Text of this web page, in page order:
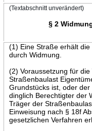
(Textabschnitt unverändert)
§ 2
(1) Eine Straße erhält
durch Widmung.
(2) Voraussetzung für
Straßenbaulast
Grundstücks ist, oder
dinglich Berechtigter der
Träger der
Einweisung nach § 18f
gesetzlichen Verfahren